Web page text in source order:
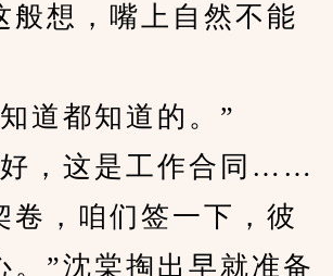
想，嘴上自然不能
都知道的。”
这是工作合同……
卷，咱们签一下，彼
。”沈棠掏出早就准备